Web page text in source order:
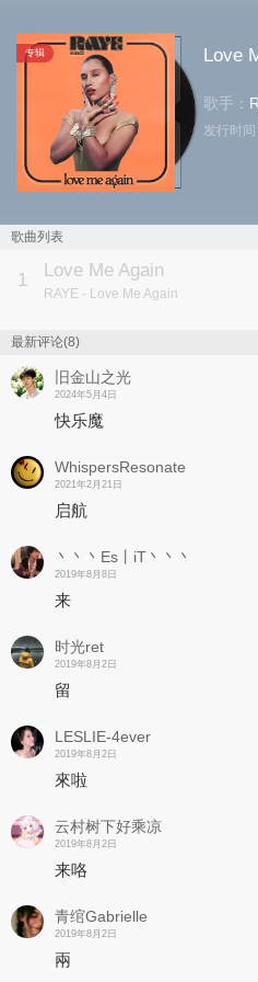
专辑 Love
歌手：
发行时间
歌曲列表
1 Love Me Again
RAYE - Love Me Again
最新评论(8)
旧金山之光
2024年5月4日
快乐魔
WhispersResonate
2021年2月21日
启航
丶丶丶Es丨iT丶丶丶
2019年8月8日
来
时光ret
2019年8月2日
留
LESLIE-4ever
2019年8月2日
來啦
云村树下好乘凉
2019年8月2日
来咯
青绾Gabrielle
2019年8月2日
兩